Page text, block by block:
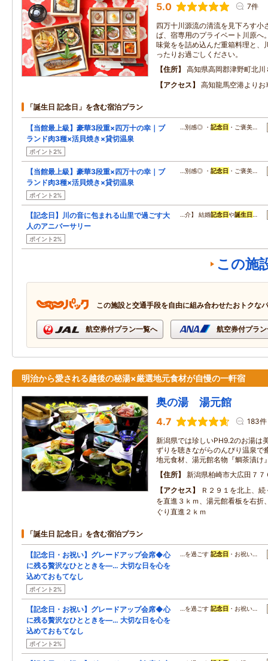
5.0 7件
四万十川源流の清流を見下ろす小
ば、宿専用のプライベート川原へ
味覚をを詰め込んだ重箱料理と、
ったりお過ごしください。
住所
高知県高岡郡津野町北川
アクセス
高知龍馬空港より
「誕生日 記念日」を含む宿泊プラン
【当館最上級】豪華3段重×四万十の幸｜ブ
ランド肉3種×活貝焼き×貸切温泉
ポイント2%
…別感◎ ・記念日 ・ご褒美…
【当館最上級】豪華3段重×四万十の幸｜ブ
ランド肉3種×活貝焼き×貸切温泉
ポイント2%
…別感◎ ・記念日 ・ご褒美…
【記念日】川の音に包まれる山里で過ごす大
人のアニバーサリー
ポイント2%
…介】 結婚記念日や誕生日 …
この施
この施設と交通手段を自由に組み合わせたおトクな
航空券付プラン一覧へ 航空券付プラ
明治から愛される越後の秘湯×厳選地元食材が自慢の一軒宿
奥の湯 湯元館
4.7 183件
新潟県では珍しいPH9.2のお湯は
ずりを聴きながらのんびり温泉
地元食材、湯元館名物『鯛茶漬け
住所
新潟県柏崎市大広田７７
アクセス
Ｒ２９１を北上、
を直進３ｋｍ、湯元館看板を右折
ぐり直進２ｋｍ
「誕生日 記念日」を含む宿泊プラン
【記念日・お祝い】グレードアップ会席◆心
に残る贅沢なひとときを―… 大切な日を心を
込めておもてなし
ポイント2%
…を過ごす記念日 ・お祝い…
【記念日・お祝い】グレードアップ会席◆心
に残る贅沢なひとときを―… 大切な日を心を
込めておもてなし
ポイント2%
…を過ごす記念日 ・お祝い…